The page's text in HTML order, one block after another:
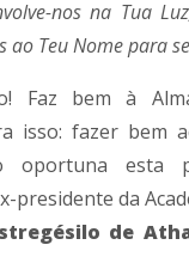
nos na Tua
ao Teu Nome para
Faz bem à
isso: fazer bem
oportuna esta
presidente da
de